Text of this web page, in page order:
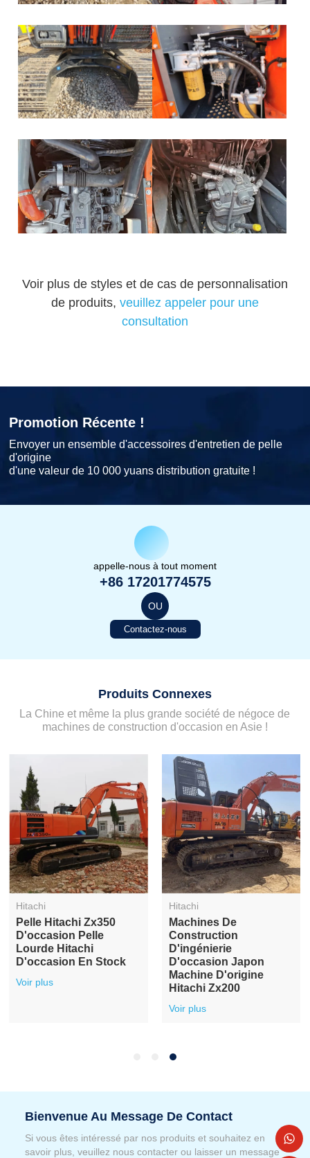
Voir plus de styles et de cas de personnalisation
de produits, veuillez appeler pour une
consultation
Promotion Récente !
Envoyer un ensemble d'accessoires d'entretien de pelle
d'origine
d'une valeur de 10 000 yuans distribution gratuite !
appelle-nous à tout moment
+86 17201774575
OU
Contactez-nous
Produits Connexes
La Chine et même la plus grande société de négoce de
machines de construction d'occasion en Asie !
Hitachi
Pelle Hitachi Zx350
D'occasion Pelle
Lourde Hitachi
D'occasion En Stock
Voir plus
Hitachi
Machines De
Construction
D'ingénierie
D'occasion Japon
Machine D'origine
Hitachi Zx200
Voir plus
Bienvenue Au Message De Contact
Si vous êtes intéressé par nos produits et souhaitez en
savoir plus, veuillez nous contacter ou laisser un message